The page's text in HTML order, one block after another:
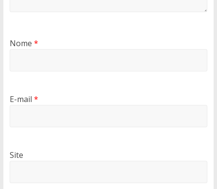
Nome *
E-mail *
Site